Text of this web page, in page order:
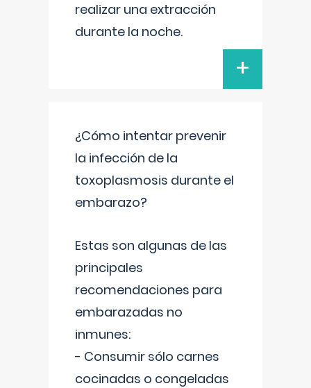
realizar una extracción
durante la noche.
+
¿Cómo intentar prevenir
la infección de la
toxoplasmosis durante el
embarazo?
Estas son algunas de las
principales
recomendaciones para
embarazadas no
inmunes:
- Consumir sólo carnes
cocinadas o congeladas